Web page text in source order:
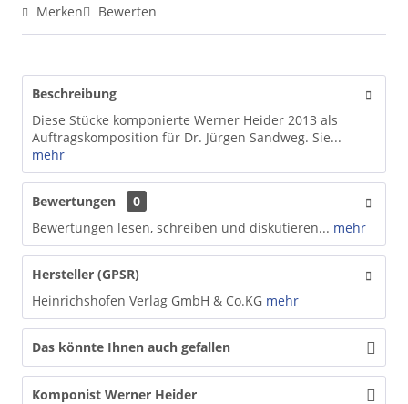
Merken Bewerten
Beschreibung
Diese Stücke komponierte Werner Heider 2013 als
Auftragskomposition für Dr. Jürgen Sandweg. Sie...
mehr
Bewertungen
0
Bewertungen lesen, schreiben und diskutieren... mehr
Hersteller (GPSR)
Heinrichshofen Verlag GmbH & Co.KG mehr
Das könnte Ihnen auch gefallen
Komponist Werner Heider